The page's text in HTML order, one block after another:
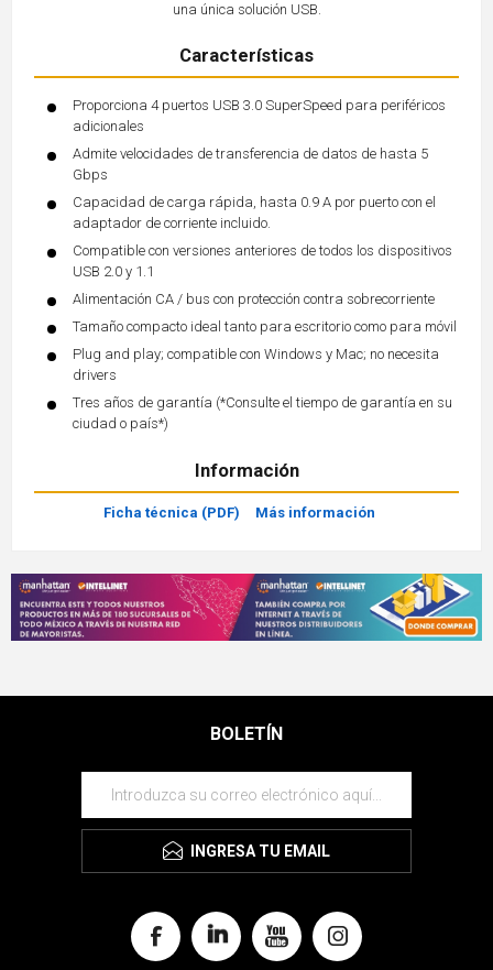
una única solución USB.
Características
Proporciona 4 puertos USB 3.0 SuperSpeed para periféricos
adicionales
Admite velocidades de transferencia de datos de hasta 5
Gbps
Capacidad de carga rápida, hasta 0.9 A por puerto con el
adaptador de corriente incluido.
Compatible con versiones anteriores de todos los dispositivos
USB 2.0 y 1.1
Alimentación CA / bus con protección contra sobrecorriente
Tamaño compacto ideal tanto para escritorio como para móvil
Plug and play; compatible con Windows y Mac; no necesita
drivers
Tres años de garantía (*Consulte el tiempo de garantía en su
ciudad o país*)
Información
Ficha técnica (PDF) Más información
BOLETÍN
INGRESA TU EMAIL